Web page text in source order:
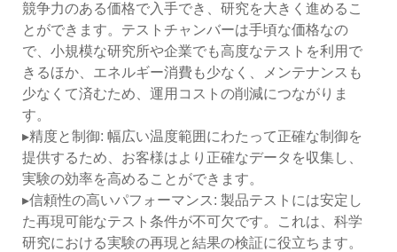
競争力のある価格で入手でき、研究を大きく進めるこ
とができます。テストチャンバーは手頃な価格なの
で、小規模な研究所や企業でも高度なテストを利用で
きるほか、エネルギー消費も少なく、メンテナンスも
少なくて済むため、運用コストの削減につながりま
す。
▸精度と制御: 幅広い温度範囲にわたって正確な制御を
提供するため、お客様はより正確なデータを収集し、
実験の効率を高めることができます。
▸信頼性の高いパフォーマンス: 製品テストには安定し
た再現可能なテスト条件が不可欠です。これは、科学
研究における実験の再現と結果の検証に役立ちます。